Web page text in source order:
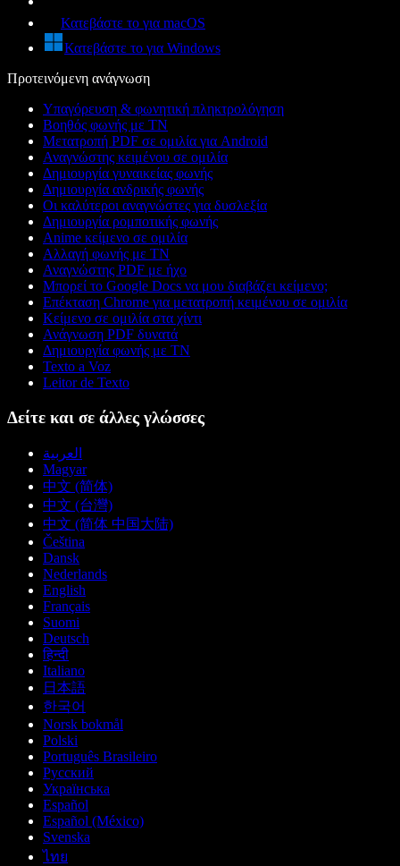
Κατεβάστε το για macOS
Κατεβάστε το για Windows
Προτεινόμενη ανάγνωση
Υπαγόρευση & φωνητική πληκτρολόγηση
Βοηθός φωνής με ΤΝ
Μετατροπή PDF σε ομιλία για Android
Αναγνώστης κειμένου σε ομιλία
Δημιουργία γυναικείας φωνής
Δημιουργία ανδρικής φωνής
Οι καλύτεροι αναγνώστες για δυσλεξία
Δημιουργία ρομποτικής φωνής
Anime κείμενο σε ομιλία
Αλλαγή φωνής με ΤΝ
Αναγνώστης PDF με ήχο
Μπορεί το Google Docs να μου διαβάζει κείμενο;
Επέκταση Chrome για μετατροπή κειμένου σε ομιλία
Κείμενο σε ομιλία στα χίντι
Ανάγνωση PDF δυνατά
Δημιουργία φωνής με ΤΝ
Texto a Voz
Leitor de Texto
Δείτε και σε άλλες γλώσσες
العربية
Magyar
中文 (简体)
中文 (台灣)
中文 (简体 中国大陆)
Čeština
Dansk
Nederlands
English
Français
Suomi
Deutsch
हिन्दी
Italiano
日本語
한국어
Norsk bokmål
Polski
Português Brasileiro
Русский
Українська
Español
Español (México)
Svenska
ไทย